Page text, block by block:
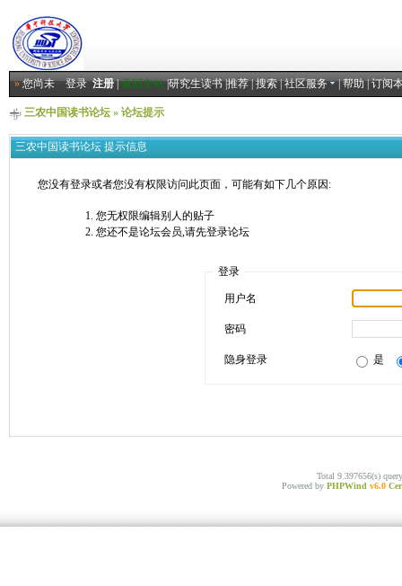
»您尚未登录 注册|返回主站|研究生读书|推荐|搜索|社区服务 |帮助|订阅
三农中国读书论坛» 论坛提示
三农中国读书论坛 提示信息
您没有登录或者您没有权限访问此页面，可能有如下几个原因:
您无权限编辑别人的贴子
您还不是论坛会员,请先登录论坛
登录
用户名
密码
隐身登录 是
Total 9.397656(s)
Powered by PHPWind v6.0